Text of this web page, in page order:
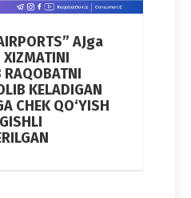
AJga
XIZMATINI
RAQOBATNI
KELADIGAN
CHEK QO‘YISH